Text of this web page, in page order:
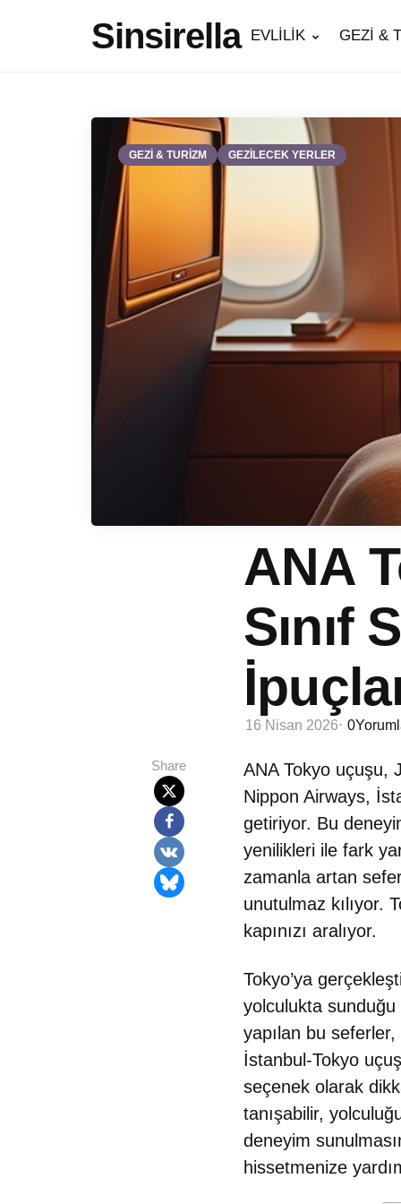
Sinsirella EVLİLİK GEZİ &
GEZİ & TURİZM GEZİLECEK YERLER
ANA
Sınıf
16 Nisan 2026 0
Share
ANA Tokyo uçuşu,
Nippon Airways,
getiriyor. Bu
yenilikleri ile fark
zamanla artan
unutulmaz kılıyor.
kapınızı aralıyor.
Tokyo’ya
yolculukta sunduğu
yapılan bu
İstanbul-Tokyo
seçenek olarak
tanışabilir,
deneyim
hissetmenize